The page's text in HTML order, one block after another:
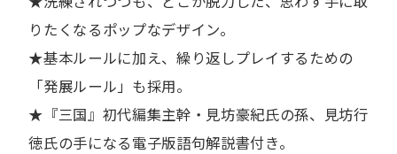
りたくなるポップなデザイン。
★基本ルールに加え、繰り返しプレイするための
「発展ルール」も採用。
★『三国』初代編集主幹・見坊豪紀氏の孫、見坊行
徳氏の手になる電子版語句解説書付き。